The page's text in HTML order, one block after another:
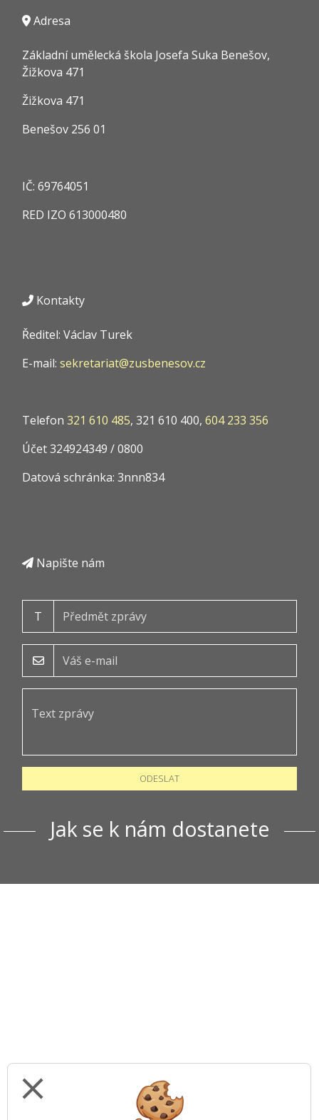
Adresa
Základní umělecká škola Josefa Suka Benešov,
Žižkova 471
Žižkova 471
Benešov 256 01
IČ: 69764051
RED IZO 613000480
Kontakty
Ředitel: Václav Turek
E-mail: sekretariat@zusbenesov.cz
Telefon 321 610 485, 321 610 400, 604 233 356
Účet 324924349 / 0800
Datová schránka: 3nnn834
Napište nám
T
ODESLAT
Jak se k nám dostanete
close